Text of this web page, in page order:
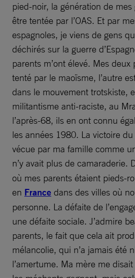
pied-noir, la génération de
être tentée par l’OAS. Et par
espagnoles, je viens de gens
déchirés sur la guerre
parents m’ont élevé. Mes deux
tenté par le maoïsme, l’autre
dans le mouvement trotskiste,
militantisme anti-raciste, au
l’après-68, ils en ont connu
les années 1980. La victoire
vécue par ma famille comme
n’y avait plus de camaraderie.
où mes parents étaient pieds-
en France dans des villes où
personne. La défaite de
une défaite sociale. J’admire
parents, le fait que cela ait
mélancolie, qui n’a jamais été
l’amertume. Ma mère me